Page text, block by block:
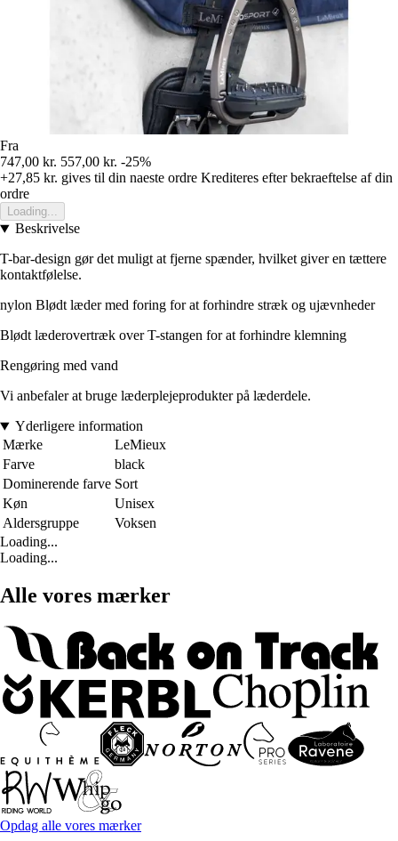
Fra
747,00 kr. 557,00 kr. -25%
+27,85 kr. gives til din naeste ordre Krediteres efter bekraeftelse af din
ordre
Loading...
Beskrivelse
T-bar-design gør det muligt at fjerne spænder, hvilket giver en tættere
kontaktfølelse.
nylon Blødt læder med foring for at forhindre stræk og ujævnheder
Blødt læderovertræk over T-stangen for at forhindre klemning
Rengøring med vand
Vi anbefaler at bruge læderplejeprodukter på læderdele.
Yderligere information
Mærke
LeMieux
Farve
black
Dominerende farve Sort
Køn
Unisex
Aldersgruppe
Voksen
Loading...
Loading...
Alle vores mærker
Opdag alle vores mærker